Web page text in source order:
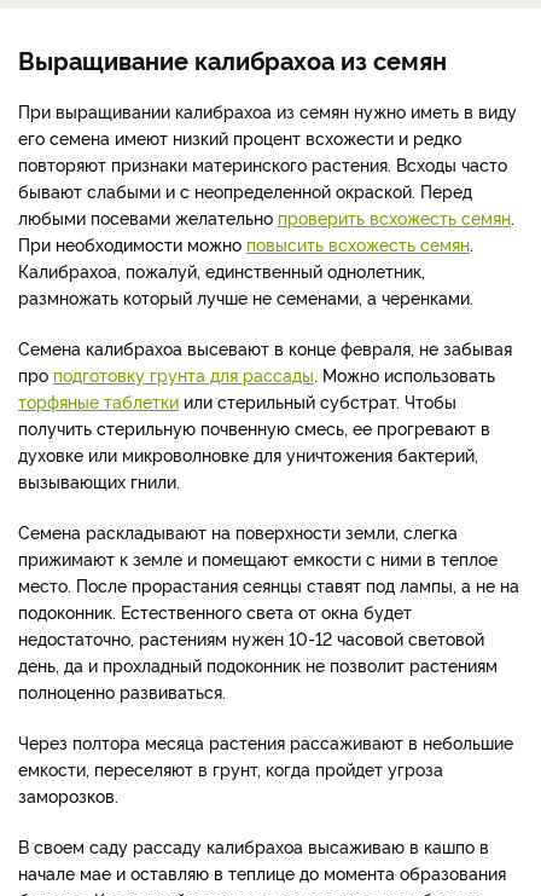
Выращивание калибрахоа из семян
При выращивании калибрахоа из семян нужно иметь в виду
его семена имеют низкий процент всхожести и редко
повторяют признаки материнского растения. Всходы часто
бывают слабыми и с неопределенной окраской. Перед
любыми посевами желательно проверить всхожесть семян
При необходимости можно повысить всхожесть семян
Калибрахоа, пожалуй, единственный однолетник,
размножать который лучше не семенами, а черенками.
Семена калибрахоа высевают в конце февраля, не забывая
про подготовку грунта для рассады . Можно использовать
торфяные таблетки или стерильный субстрат. Чтобы
получить стерильную почвенную смесь, ее прогревают в
духовке или микроволновке для уничтожения бактерий,
вызывающих гнили.
Семена раскладывают на поверхности земли, слегка
прижимают к земле и помещают емкости с ними в теплое
место. После прорастания сеянцы ставят под лампы, а не на
подоконник. Естественного света от окна будет
недостаточно, растениям нужен 10-12 часовой световой
день, да и прохладный подоконник не позволит растениям
полноценно развиваться.
Через полтора месяца растения рассаживают в небольшие
емкости, переселяют в грунт, когда пройдет угроза
заморозков.
В своем саду рассаду калибрахоа высаживаю в кашпо в
начале мае и оставляю в теплице до момента образования